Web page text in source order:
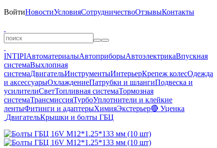
ВойтиНовостиУсловияСотрудничествоОтзывыКонтакты
INTIPIАвтоматериалыАвтоприборыАвтоэлектрикаВпускная
системаВыхлопная
системаДвигательИнструментыИнтерьерКрепеж колесОдежда
и аксессуарыОхлаждениеПатрубки и шлангиПодвеска и
усилителиСветТопливная системаТормозная
системаТрансмиссияТурбоУплотнители и клейкие
лентыФитинги и адаптерыХимияЭкстерьер🔴 Уценка
ДвигательКрышки и болты ГБЦ